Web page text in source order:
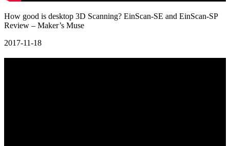
How good is desktop 3D Scanning? EinScan-SE and EinScan-SP
Review – Maker’s Muse
2017-11-18